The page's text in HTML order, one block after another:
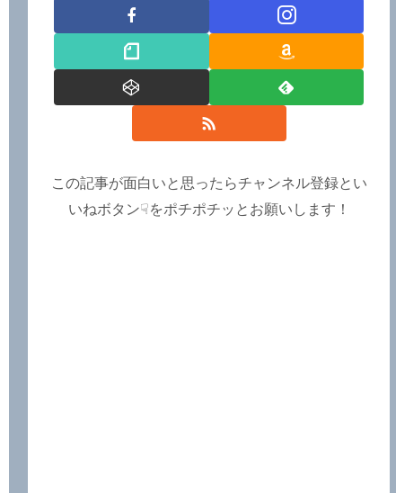
この記事が面白いと思ったらチャンネル登録とい
いねボタン☟をポチポチッとお願いします！